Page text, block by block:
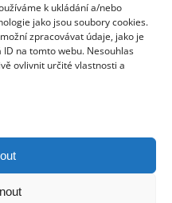
k ukládání a/nebo
jako jsou soubory cookies.
zpracovávat údaje, jako je
na tomto webu. Nesouhlas
ovlivnit určité vlastnosti a
ochrany osobních